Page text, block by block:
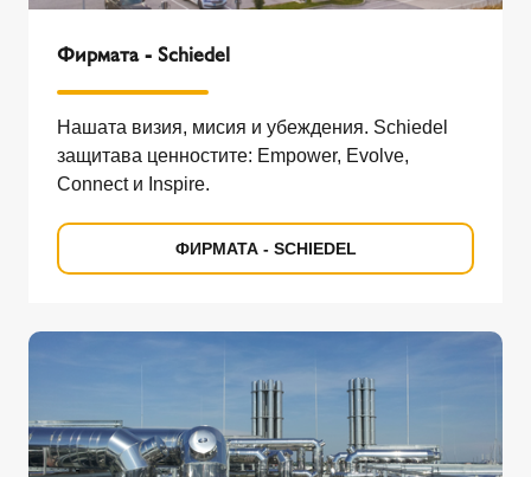
Фирмата - Schiedel
Нашата визия, мисия и убеждения. Schiedel
защитава ценностите: Empower, Evolve,
Connect и Inspire.
ФИРМАТА - SCHIEDEL